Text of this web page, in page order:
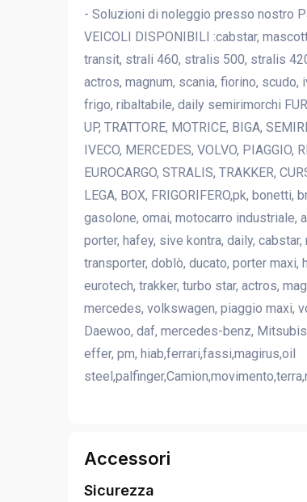
- Soluzioni di noleggio presso nostro
VEICOLI DISPONIBILI :cabstar,
transit, strali 460, stralis 500, stralis
actros, magnum, scania, fiorino,
frigo, ribaltabile, daily semirimorchi
UP, TRATTORE, MOTRICE, BIGA,
IVECO, MERCEDES, VOLVO, PIAGGIO,
EUROCARGO, STRALIS, TRAKKER,
LEGA, BOX, FRIGORIFERO,pk,
gasolone, omai, motocarro industriale,
porter, hafey, sive kontra, daily,
transporter, doblò, ducato, porter maxi,
eurotech, trakker, turbo star, actros,
mercedes, volkswagen, piaggio maxi,
Daewoo, daf, mercedes-benz,
effer, pm, hiab,ferrari,fassi,magirus,oil
Accessori
Sicurezza